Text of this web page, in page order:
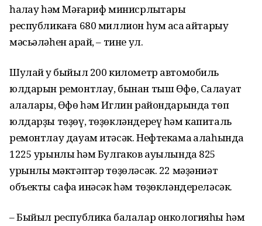
һаҡлау һәм Мәғариф минисрлыҡтары
республикаға 680 миллион һум аҡса ҡайтарыу
мәсьәләһен ҡарай, – тине ул.
Шулай уҡ быйыл 200 километр автомобиль
юлдарын ремонтлау, бынан тыш Өфө, Салауат
ҡалалары, Өфө һәм Иглин райондарында төп
юлдарҙы төҙөү, төҙөкләндереү һәм капиталь
ремонтлау дауам итәсәк. Нефтекама ҡалаһында
1225 урынлыҡ һәм Булгаков ауылында 825
урынлыҡ мәктәптәр төҙөләсәк. 22 мәҙәниәт
объекты сафҡа инәсәк һәм төҙөкләндереләсәк.
– Быйыл республика балалар онкологияһы һәм